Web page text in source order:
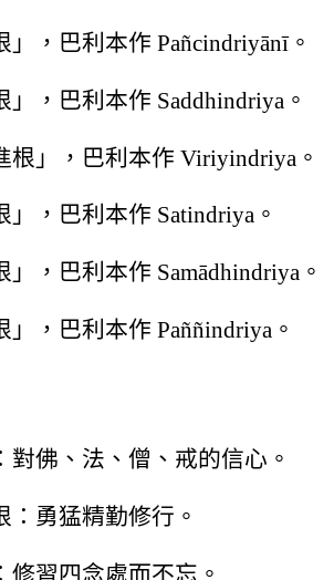
」，巴利本作 Pañcindriyānī。
」，巴利本作 Saddhindriya。
根」，巴利本作 Viriyindriya。
」，巴利本作 Satindriya。
」，巴利本作 Samādhindriya。
」，巴利本作 Paññindriya。
對佛、法、僧、戒的信心。
：勇猛精勤修行。
修習四念處而不忘。